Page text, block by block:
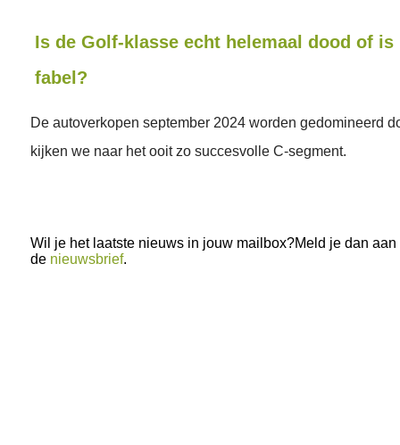
Is de Golf-klasse echt helemaal dood of is
fabel?
De autoverkopen september 2024 worden gedomineerd
kijken we naar het ooit zo succesvolle C-segment.
Wil je het laatste nieuws in jouw mailbox?Meld je dan aan
de nieuwsbrief.